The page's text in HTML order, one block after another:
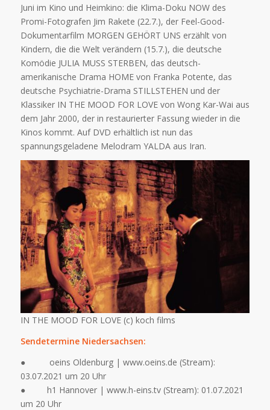
Juni im Kino und Heimkino: die Klima-Doku NOW des
Promi-Fotografen Jim Rakete (22.7.), der Feel-Good-
Dokumentarfilm MORGEN GEHÖRT UNS erzählt von
Kindern, die die Welt verändern (15.7.), die deutsche
Komödie JULIA MUSS STERBEN, das deutsch-
amerikanische Drama HOME von Franka Potente, das
deutsche Psychiatrie-Drama STILLSTEHEN und der
Klassiker IN THE MOOD FOR LOVE von Wong Kar-Wai aus
dem Jahr 2000, der in restaurierter Fassung wieder in die
Kinos kommt. Auf DVD erhältlich ist nun das
spannungsgeladene Melodram YALDA aus Iran.
IN THE MOOD FOR LOVE (c) koch films
Sendetermine Niedersachsen:
● oeins Oldenburg | www.oeins.de (Stream):
03.07.2021 um 20 Uhr
● h1 Hannover | www.h-eins.tv (Stream): 01.07.2021
um 20 Uhr